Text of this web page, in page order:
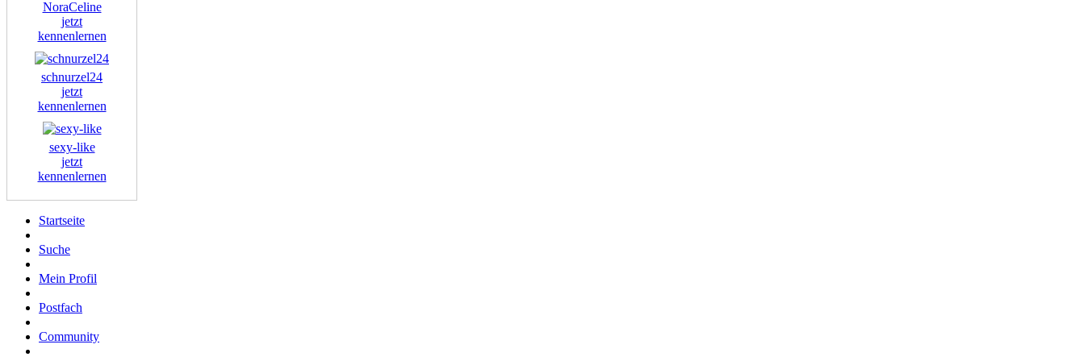
NoraCeline
jetzt
kennenlernen
schnurzel24
jetzt
kennenlernen
sexy-like
jetzt
kennenlernen
Startseite
Suche
Mein Profil
Postfach
Community